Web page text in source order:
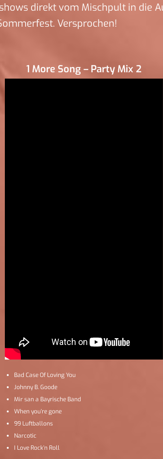
direkt vom Mischpult in die
Versprochen!
1 More Song – Party Mix 2
Bad Case Of Loving You
Johnny B. Goode
Mir san a Bayrische Band
When you’re gone
99 Luftballons
Narcotic
I Love Rock’n Roll